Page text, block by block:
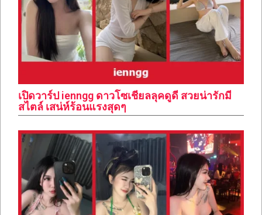
เปิดวาร์ป ienngg ดาวโซเชียลลุคดูดี สวยน่ารักมี
สไตล์ เสน่ห์ร้อนแรงสุดๆ